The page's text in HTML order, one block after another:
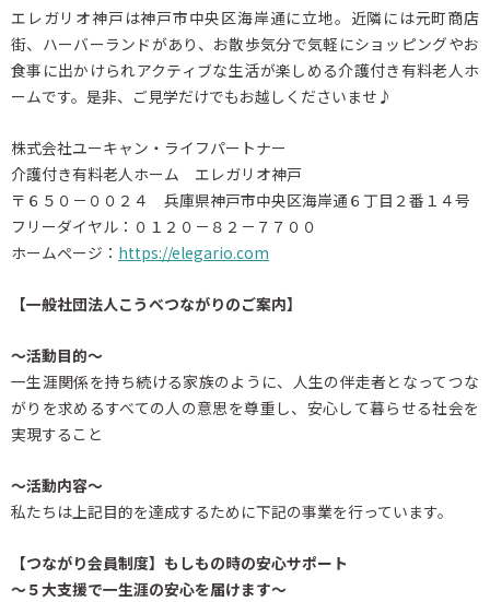
エレガリオ神戸は神戸市中央区海岸通に立地。近隣には元町商店
街、ハーバーランドがあり、お散歩気分で気軽にショッピングやお
食事に出かけられアクティブな生活が楽しめる介護付き有料老人ホ
ームです。是非、ご見学だけでもお越しくださいませ♪
株式会社ユーキャン・ライフパートナー
介護付き有料老人ホーム エレガリオ神戸
〒６５０－００２４ 兵庫県神戸市中央区海岸通６丁目２番１４号
フリーダイヤル：０１２０－８２－７７００
ホームページ： https://elegario.com
【一般社団法人こうべつながりのご案内】
～活動目的～
一生涯関係を持ち続ける家族のように、人生の伴走者となってつな
がりを求めるすべての人の意思を尊重し、安心して暮らせる社会を
実現すること
～活動内容～
私たちは上記目的を達成するために下記の事業を行っています。
【つながり会員制度】もしもの時の安心サポート
～５大支援で一生涯の安心を届けます～